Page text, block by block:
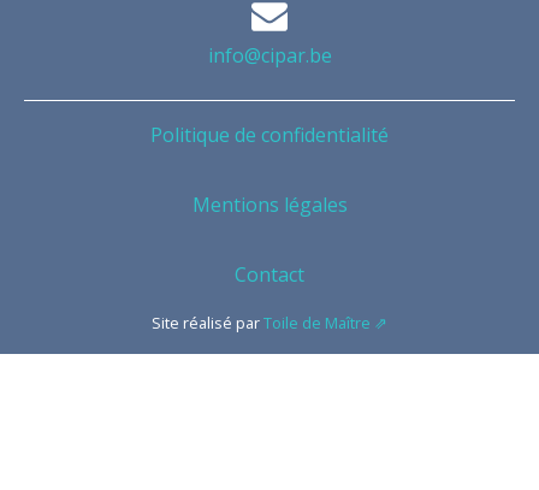
info@cipar.be
Politique de confidentialité
Mentions légales
Contact
Site réalisé parToile de Maître ⇗